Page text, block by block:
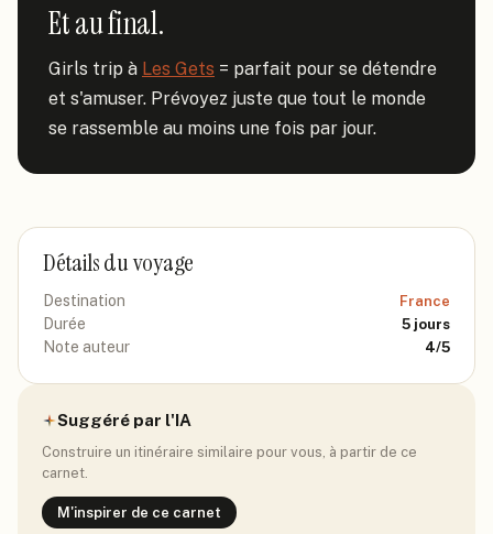
Et au final.
Girls trip à Les Gets = parfait pour se détendre
et s'amuser. Prévoyez juste que tout le monde
se rassemble au moins une fois par jour.
Détails du voyage
Destination France
Durée 5 jours
Note auteur 4/5
Suggéré par l'IA
Construire un itinéraire similaire pour vous, à partir de ce
carnet.
M'inspirer de ce carnet